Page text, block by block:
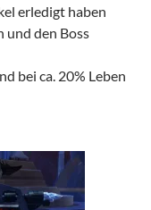
erledigt haben
und den Boss
bei ca. 20% Leben